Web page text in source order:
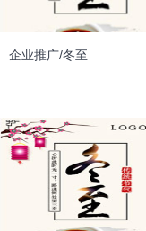
企业推广/冬至